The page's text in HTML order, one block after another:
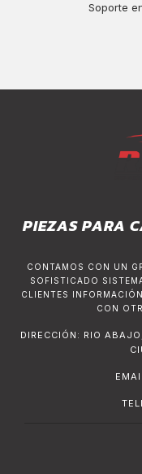
Soporte
PIEZAS PARA
CONTAMOS CON UN
SOFISTICADO
CLIENTES
CON
DIRECCIÓN: RIO